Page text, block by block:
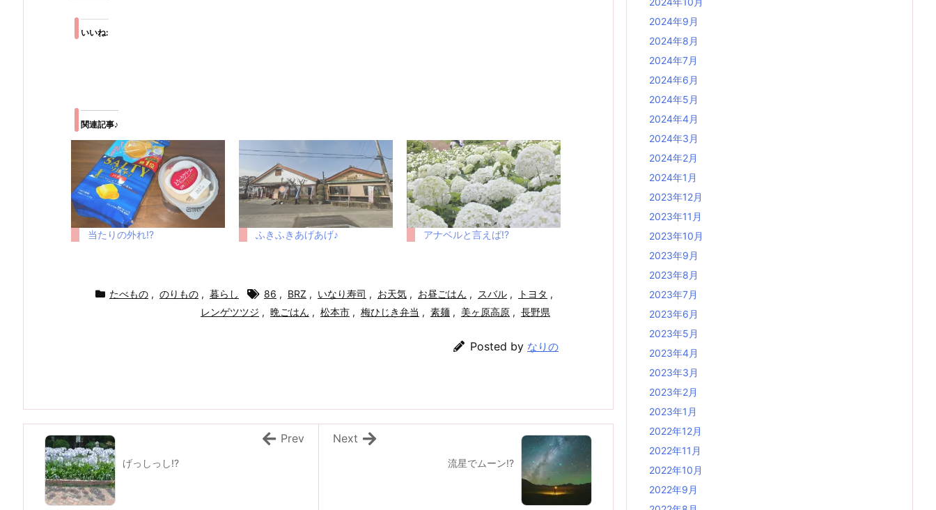
いいね:
関連記事♪
当たりの外れ!? ふきふきあげあげ♪ アナベルと言えば!?
たべもの , のりもの , 暮らし 86 , BRZ , いなり寿司 , お天気 , お昼ごはん , スバル , トヨタ ,
レンゲツツジ , 晩ごはん , 松本市 , 梅ひじき弁当 , 素麺 , 美ヶ原高原 , 長野県
Posted by なりの
流星でムーン!?
Next
げっしっし!?
Prev
2024年9月
2024年8月
2024年7月
2024年6月
2024年5月
2024年4月
2024年3月
2024年2月
2024年1月
2023年12月
2023年11月
2023年10月
2023年9月
2023年8月
2023年7月
2023年6月
2023年5月
2023年4月
2023年3月
2023年2月
2023年1月
2022年12月
2022年11月
2022年10月
2022年9月